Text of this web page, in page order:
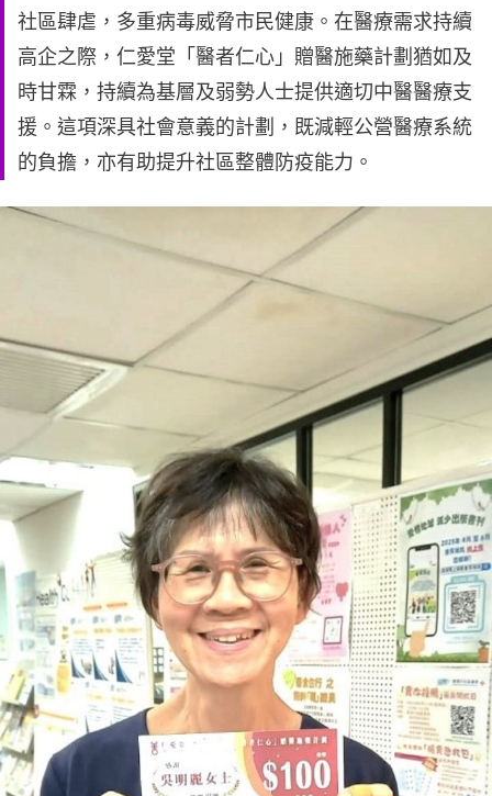
社區肆虐，多重病毒威脅市民健康。在醫療需求持續
高企之際，仁愛堂「醫者仁心」贈醫施藥計劃猶如及
時甘霖，持續為基層及弱勢人士提供適切中醫醫療支
援。這項深具社會意義的計劃，既減輕公營醫療系統
的負擔，亦有助提升社區整體防疫能力。